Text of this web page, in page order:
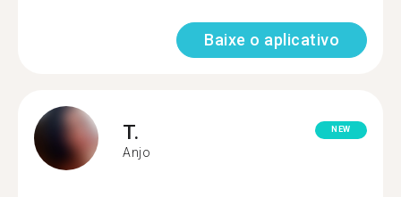
Baixe o aplicativo
T.
Anjo
NEW